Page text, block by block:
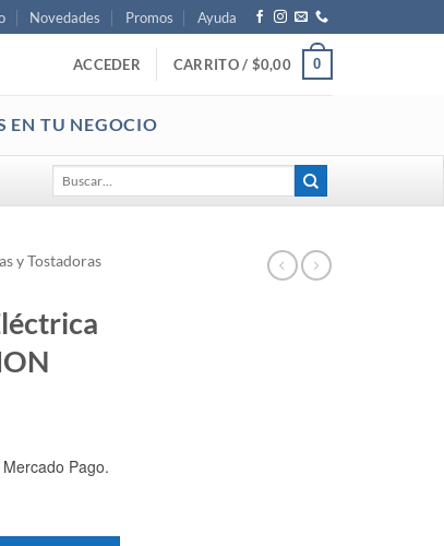
Novedades Promos Ayuda
ACCEDER CARRITO / $0,00 0
EN TU NEGOCIO
por:
y Tostadoras
Pago.